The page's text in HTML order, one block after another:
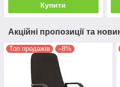
Купити
Акційні пропозиції та
Топ продажів –8%